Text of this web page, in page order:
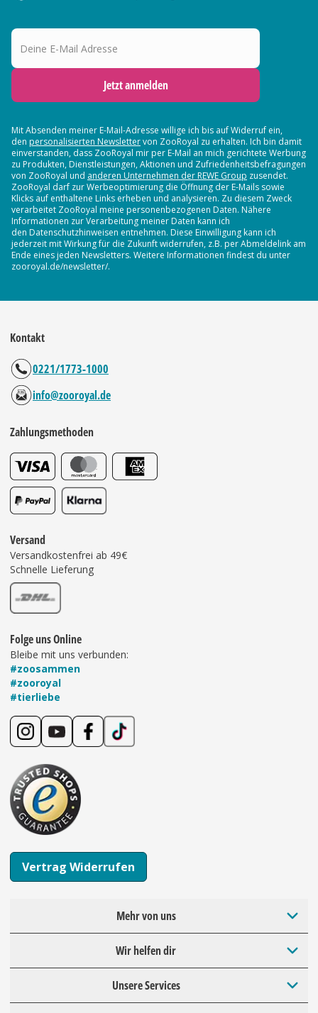
Deine E-Mail Adresse
Jetzt anmelden
Mit Absenden meiner E-Mail-Adresse willige ich bis auf Widerruf ein,
den personalisierten Newslettervon ZooRoyal zu erhalten. Ich bin damit
einverstanden, dass ZooRoyal mir per E-Mail an mich gerichtete Werbung
zu Produkten, Dienstleistungen, Aktionen und Zufriedenheitsbefragungen
von ZooRoyal und anderen Unternehmen der REWE Group zusendet.
ZooRoyal darf zur Werbeoptimierung die Öffnung der E-Mails sowie
Klicks auf enthaltene Links erheben und analysieren. Zu diesem Zweck
verarbeitet ZooRoyal meine personenbezogenen Daten. Nähere
Informationen zur Verarbeitung meiner Daten kann ich
den Datenschutzhinweisen entnehmen. Diese Einwilligung kann ich
jederzeit mit Wirkung für die Zukunft widerrufen, z.B. per Abmeldelink am
Ende eines jeden Newsletters. Weitere Informationen findest du unter
zooroyal.de/newsletter/.
Kontakt
0221/1773-1000
info@zooroyal.de
Zahlungsmethoden
Versand
Versandkostenfrei ab 49€
Schnelle Lieferung
Folge uns Online
Bleibe mit uns verbunden:
#zoosammen
#zooroyal
#tierliebe
Vertrag Widerrufen
Mehr von uns
Wir helfen dir
Unsere Services